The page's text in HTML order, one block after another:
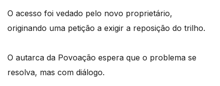
O acesso foi vedado pelo novo proprietário,
originando uma petição a exigir a reposição do trilho.
O autarca da Povoação espera que o problema se
resolva, mas com diálogo.